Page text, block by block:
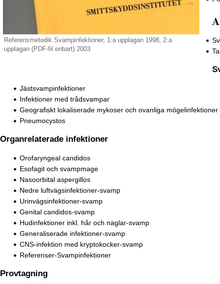
Referensmetodik Svampinfektioner, 1:a upplagan 1998, 2:a
upplagan (PDF-fil enbart) 2003
Jästsvampinfektioner
Infektioner med trådsvampar
Geografiskt lokaliserade mykoser och ovanliga mögelinfektioner
Pneumocystos
Organrelaterade infektioner
Orofaryngeal candidos
Esofagit och svampmage
Nasoorbital aspergillos
Nedre luftvägsinfektioner-svamp
Urinvägsinfektioner-svamp
Genital candidos-svamp
Hudinfektioner inkl. hår och naglar-svamp
Generaliserade infektioner-svamp
CNS-infektion med kryptokocker-svamp
Referenser-Svampinfektioner
Provtagning